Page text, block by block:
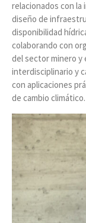
relacionados con la
diseño de
disponibilidad
colaborando con
del sector minero y
interdisciplinario y
con aplicaciones
de cambio climático.